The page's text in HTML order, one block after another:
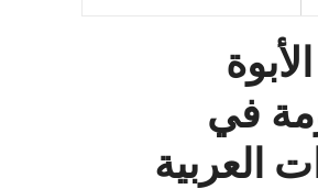
في
العربية